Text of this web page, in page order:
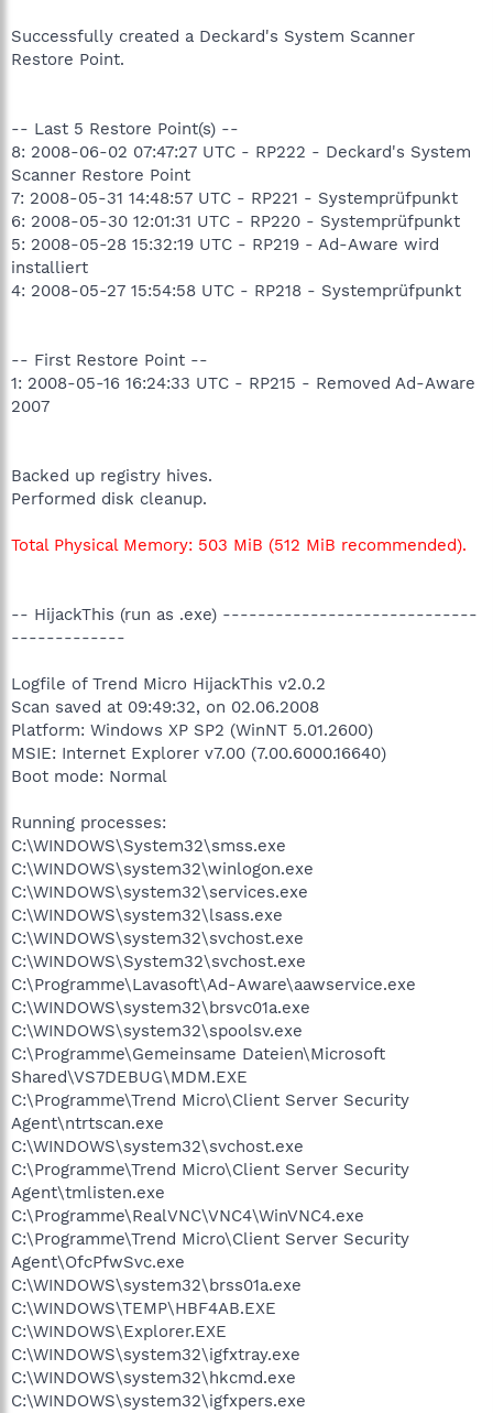
Successfully created a Deckard's System Scanner
Restore Point.
-- Last 5 Restore Point(s) --
8: 2008-06-02 07:47:27 UTC - RP222 - Deckard's System
Scanner Restore Point
7: 2008-05-31 14:48:57 UTC - RP221 - Systemprüfpunkt
6: 2008-05-30 12:01:31 UTC - RP220 - Systemprüfpunkt
5: 2008-05-28 15:32:19 UTC - RP219 - Ad-Aware wird
installiert
4: 2008-05-27 15:54:58 UTC - RP218 - Systemprüfpunkt
-- First Restore Point --
1: 2008-05-16 16:24:33 UTC - RP215 - Removed Ad-Aware
2007
Backed up registry hives.
Performed disk cleanup.
Total Physical Memory: 503 MiB (512 MiB recommended).
-- HijackThis (run as .exe) -----------------------------
-------------
Logfile of Trend Micro HijackThis v2.0.2
Scan saved at 09:49:32, on 02.06.2008
Platform: Windows XP SP2 (WinNT 5.01.2600)
MSIE: Internet Explorer v7.00 (7.00.6000.16640)
Boot mode: Normal
Running processes:
C:\WINDOWS\System32\smss.exe
C:\WINDOWS\system32\winlogon.exe
C:\WINDOWS\system32\services.exe
C:\WINDOWS\system32\lsass.exe
C:\WINDOWS\system32\svchost.exe
C:\WINDOWS\System32\svchost.exe
C:\Programme\Lavasoft\Ad-Aware\aawservice.exe
C:\WINDOWS\system32\brsvc01a.exe
C:\WINDOWS\system32\spoolsv.exe
C:\Programme\Gemeinsame Dateien\Microsoft
Shared\VS7DEBUG\MDM.EXE
C:\Programme\Trend Micro\Client Server Security
Agent\ntrtscan.exe
C:\WINDOWS\system32\svchost.exe
C:\Programme\Trend Micro\Client Server Security
Agent\tmlisten.exe
C:\Programme\RealVNC\VNC4\WinVNC4.exe
C:\Programme\Trend Micro\Client Server Security
Agent\OfcPfwSvc.exe
C:\WINDOWS\system32\brss01a.exe
C:\WINDOWS\TEMP\HBF4AB.EXE
C:\WINDOWS\Explorer.EXE
C:\WINDOWS\system32\igfxtray.exe
C:\WINDOWS\system32\hkcmd.exe
C:\WINDOWS\system32\igfxpers.exe